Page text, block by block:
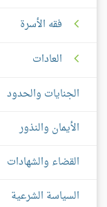
فقه الأسرة
العادات
الجنايات والحدود
الأيمان والنذور
القضاء والشهادات
السياسة الشرعية